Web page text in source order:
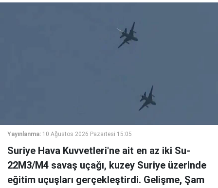
Yayınlanma: 10 Ağustos 2026 Pazartesi 15:05
Suriye Hava Kuvvetleri'ne ait en az iki Su-
22M3/M4 savaş uçağı, kuzey Suriye üzerinde
eğitim uçuşları gerçekleştirdi. Gelişme, Şam